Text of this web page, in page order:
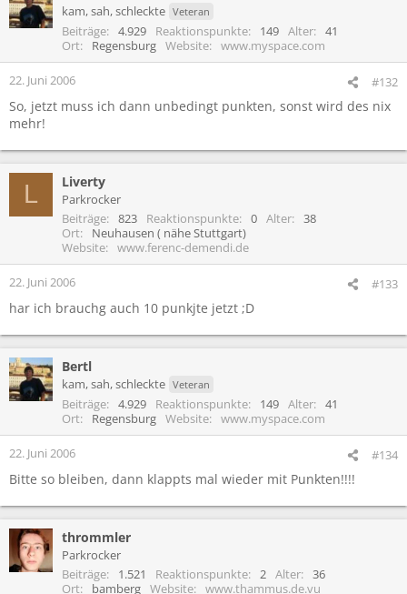
kam, sah, schleckte Veteran
Beiträge 4.929 Reaktionspunkte 149 Alter
41
Ort
Regensburg Website www.myspace.com
22. Juni 2006 #132
So, jetzt muss ich dann unbedingt punkten, sonst wird des nix
mehr!
L Liverty
Parkrocker
Beiträge
823 Reaktionspunkte 0 Alter
38
Ort
Neuhausen ( nähe Stuttgart)
Website
www.ferenc-demendi.de
22. Juni 2006 #133
har ich brauchg auch 10 punkjte jetzt ;D
Bertl
kam, sah, schleckte Veteran
Beiträge 4.929 Reaktionspunkte 149 Alter
41
Ort
Regensburg Website www.myspace.com
22. Juni 2006 #134
Bitte so bleiben, dann klappts mal wieder mit Punkten!!!!
thrommler
Parkrocker
Beiträge
1.521 Reaktionspunkte 2 Alter
36
Ort
bamberg Website www.thammus.de.vu